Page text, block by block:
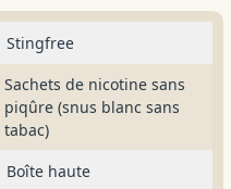
Stingfree
Sachets de nicotine sans
piqûre (snus blanc sans
tabac)
Boîte haute